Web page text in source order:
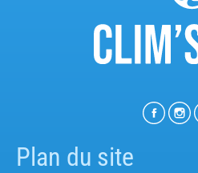
Plan du site